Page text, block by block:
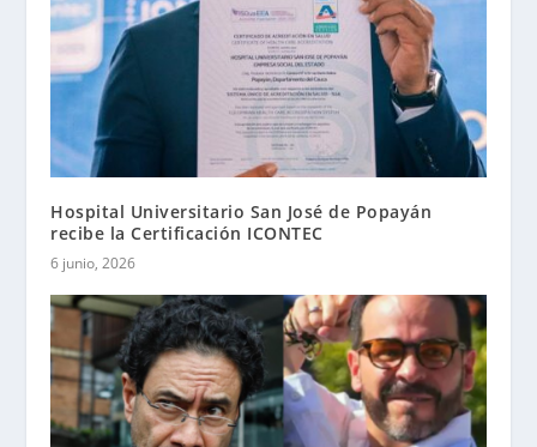
Hospital Universitario San José de Popayán
recibe la Certificación ICONTEC
6 junio, 2026